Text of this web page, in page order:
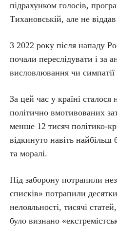
підрахунком голосів,
Тихановській, але не
З 2022 року після нападу
почали переслідувати і за
висловлювання чи
За цей час у країні
політично вмотивованих
менше 12 тисяч політико-
відкинуто навіть найбільш
та моралі.
Під заборону потрапили
списків» потрапили
нелояльності, тисячі
було визнано